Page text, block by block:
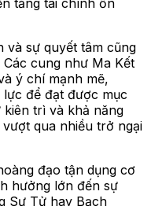
và sự quyết tâm cũng
cung như Ma Kết
ý chí mạnh mẽ,
để đạt được mục
kiên trì và khả năng
qua nhiều trở ngại
đạo tận dụng cơ
hưởng lớn đến sự
Sư Tử hay Bạch